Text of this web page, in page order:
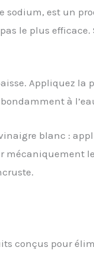
sodium, est un
le plus
Appliquez la
à
blanc :
mécaniquement
conçus pour